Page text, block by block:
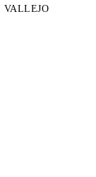
VALLEJO